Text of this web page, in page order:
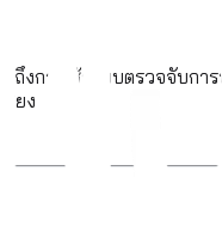
งการใช้ระบบตรวจจับก
ยง